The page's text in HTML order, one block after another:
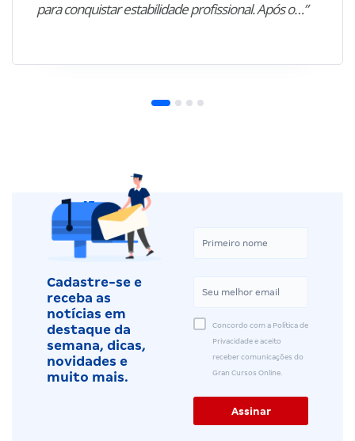
para conquistar estabilidade profissional. Após o…”
Cadastre-se e
receba as
notícias em
destaque da
semana, dicas,
novidades e
muito mais.
Concordo com a Política de
Privacidade e aceito
receber comunicações do
Gran Cursos Online.